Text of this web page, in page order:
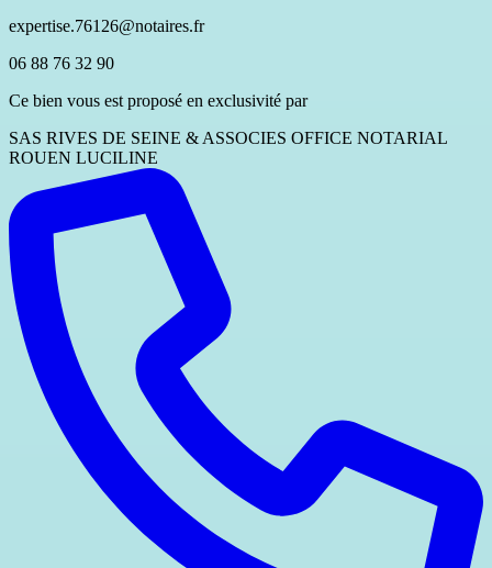
expertise.76126@notaires.fr
06 88 76 32 90
Ce bien vous est proposé en exclusivité par
SAS RIVES DE SEINE & ASSOCIES OFFICE NOTARIAL
ROUEN LUCILINE